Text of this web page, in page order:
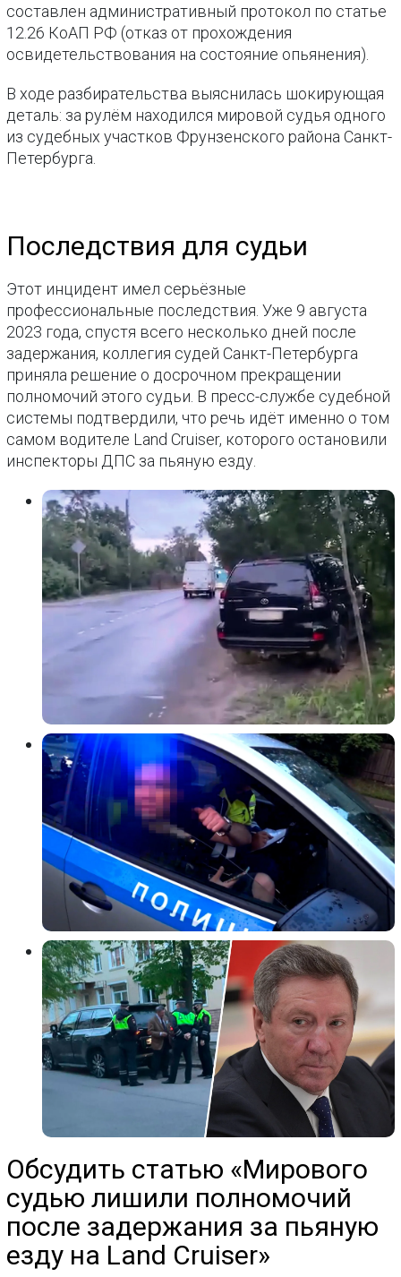
составлен административный протокол по статье
12.26 КоАП РФ (отказ от прохождения
освидетельствования на состояние опьянения).
В ходе разбирательства выяснилась шокирующая
деталь: за рулём находился мировой судья одного
из судебных участков Фрунзенского района Санкт-
Петербурга.
Последствия для судьи
Этот инцидент имел серьёзные
профессиональные последствия. Уже 9 августа
2023 года, спустя всего несколько дней после
задержания, коллегия судей Санкт-Петербурга
приняла решение о досрочном прекращении
полномочий этого судьи. В пресс-службе судебной
системы подтвердили, что речь идёт именно о том
самом водителе Land Cruiser, которого остановили
инспекторы ДПС за пьяную езду.
Обсудить статью «Мирового
судью лишили полномочий
после задержания за пьяную
езду на Land Cruiser»